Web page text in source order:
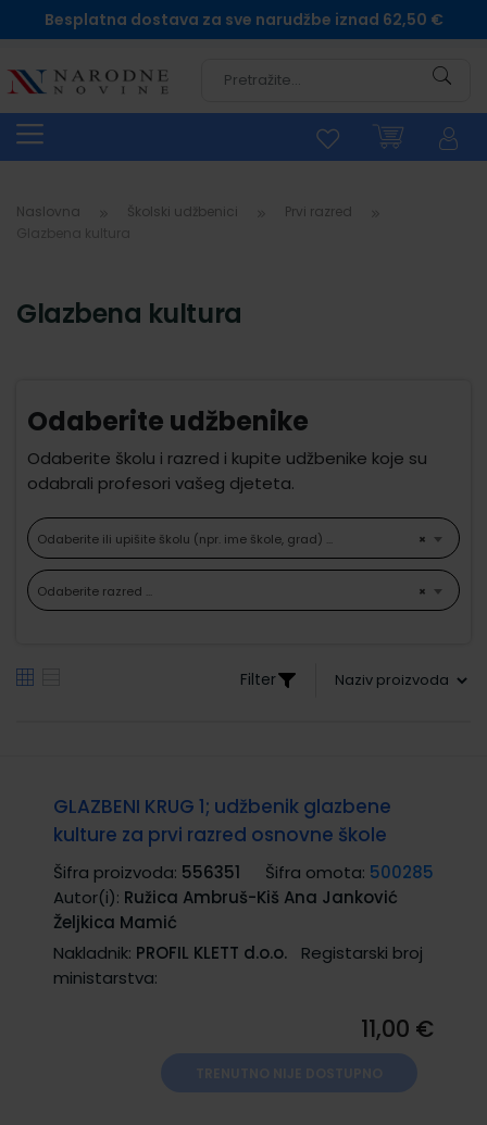
Besplatna dostava za sve narudžbe iznad 62,50 €
Naslovna Školski udžbenici
Prvi razred
Glazbena kultura
Odaberite udžbenike
Odaberite školu i razred i kupite udžbenike koje su
odabrali profesori vašeg djeteta.
×
Odaberite ili upišite školu (npr. ime škole, grad) ...
×
Odaberite razred ...
Filter
GLAZBENI KRUG 1; udžbenik glazbene
kulture za prvi razred osnovne škole
Šifra proizvoda: 556351 Šifra omota: 500285
Autor(i): Ružica Ambruš-Kiš Ana Janković
Željkica Mamić
Nakladnik: PROFIL KLETT d.o.o.
Registarski broj
ministarstva:
11,00 €